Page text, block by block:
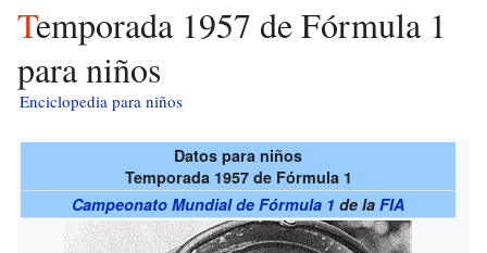
Temporada 1957 de Fórmula 1
para niños
Enciclopedia para niños
Datos para niños
Temporada 1957 de Fórmula 1
Campeonato Mundial de Fórmula 1 de laFIA